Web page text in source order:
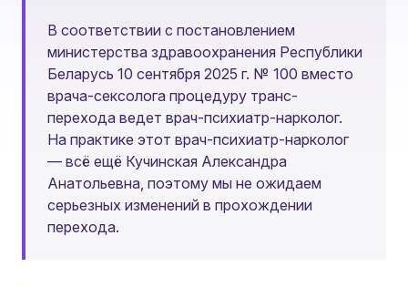
В соответствии с постановлением
министерства здравоохранения Республики
Беларусь 10 сентября 2025 г. № 100 вместо
врача-сексолога процедуру транс-
перехода ведет врач-психиатр-нарколог.
На практике этот врач-психиатр-нарколог
— всё ещё Кучинская Александра
Анатольевна, поэтому мы не ожидаем
серьезных изменений в прохождении
перехода.